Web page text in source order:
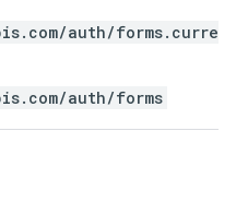
auth/forms.curre
auth/forms